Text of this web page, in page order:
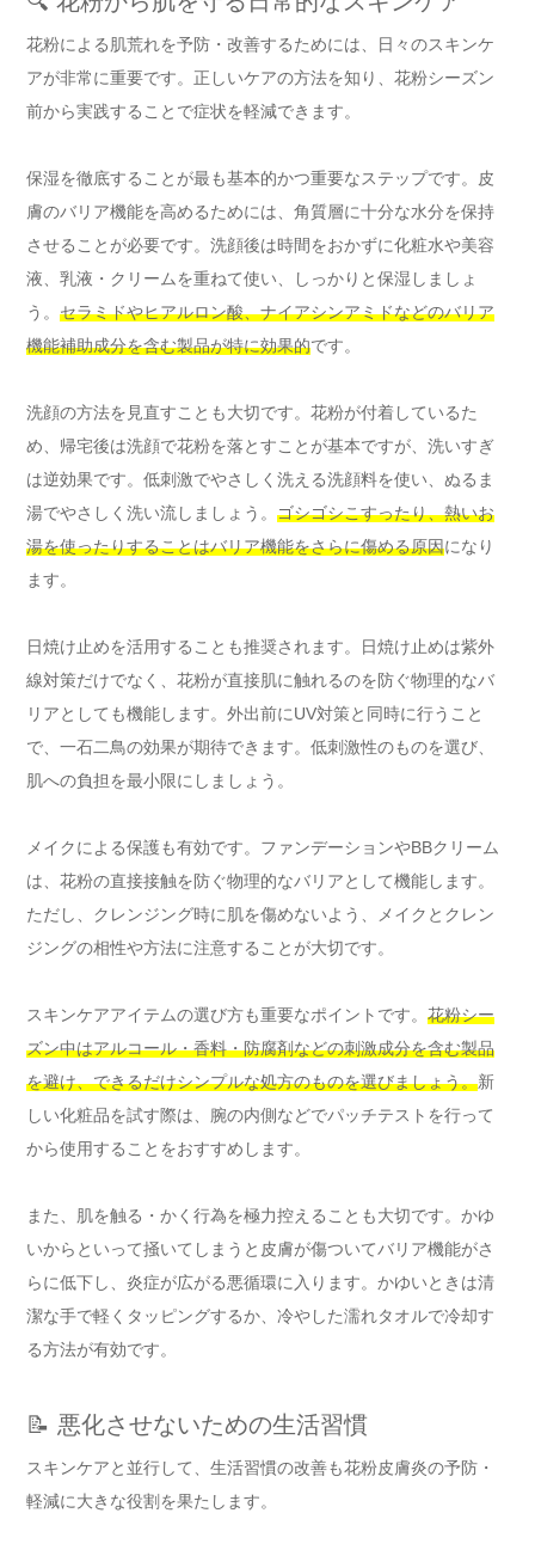
花粉による肌荒れを予防・改善するためには、日々のスキンケ
アが非常に重要です。正しいケアの方法を知り、花粉シーズン
前から実践することで症状を軽減できます。
保湿を徹底することが最も基本的かつ重要なステップです。皮
膚のバリア機能を高めるためには、角質層に十分な水分を保持
させることが必要です。洗顔後は時間をおかずに化粧水や美容
液、乳液・クリームを重ねて使い、しっかりと保湿しましょ
う。 セラミドやヒアルロン酸、ナイアシンアミドなどのバリア
機能補助成分を含む製品が特に効果的です。
洗顔の方法を見直すことも大切です。花粉が付着しているた
め、帰宅後は洗顔で花粉を落とすことが基本ですが、洗いすぎ
は逆効果です。低刺激でやさしく洗える洗顔料を使い、ぬるま
湯でやさしく洗い流しましょう。 ゴシゴシこすったり、熱いお
湯を使ったりすることはバリア機能をさらに傷める原因になり
ます。
日焼け止めを活用することも推奨されます。日焼け止めは紫外
線対策だけでなく、花粉が直接肌に触れるのを防ぐ物理的なバ
リアとしても機能します。外出前にUV対策と同時に行うこと
で、一石二鳥の効果が期待できます。低刺激性のものを選び、
肌への負担を最小限にしましょう。
メイクによる保護も有効です。ファンデーションやBBクリーム
は、花粉の直接接触を防ぐ物理的なバリアとして機能します。
ただし、クレンジング時に肌を傷めないよう、メイクとクレン
ジングの相性や方法に注意することが大切です。
スキンケアアイテムの選び方も重要なポイントです。 花粉シー
ズン中はアルコール・香料・防腐剤などの刺激成分を含む製品
を避け、できるだけシンプルな処方のものを選びましょう。新
しい化粧品を試す際は、腕の内側などでパッチテストを行って
から使用することをおすすめします。
また、肌を触る・かく行為を極力控えることも大切です。かゆ
いからといって掻いてしまうと皮膚が傷ついてバリア機能がさ
らに低下し、炎症が広がる悪循環に入ります。かゆいときは清
潔な手で軽くタッピングするか、冷やした濡れタオルで冷却す
る方法が有効です。
📝 悪化させないための生活習慣
スキンケアと並行して、生活習慣の改善も花粉皮膚炎の予防・
軽減に大きな役割を果たします。